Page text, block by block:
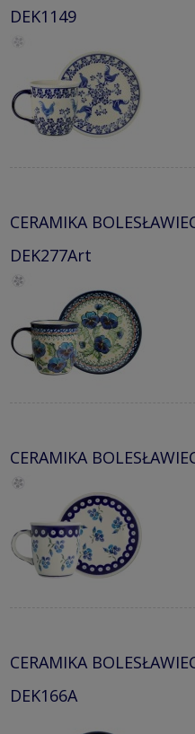
DEK1149
CERAMIKA
DEK277Art
CERAMIKA
CERAMIKA
DEK166A